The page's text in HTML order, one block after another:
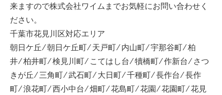
来ますので株式会社ワイムまでお気軽にお問い合わせく
ださい。
千葉市花見川区対応エリア
朝日ケ丘 ⁄ 朝日ケ丘町 ⁄ 天戸町 ⁄ 内山町 ⁄ 宇那谷町 ⁄ 柏
井 ⁄ 柏井町 ⁄ 検見川町 ⁄ こてはし台 ⁄ 犢橋町 ⁄ 作新台 ⁄ さつ
きが丘 ⁄ 三角町 ⁄ 武石町 ⁄ 大日町 ⁄ 千種町 ⁄ 長作台 ⁄ 長作
町 ⁄ 浪花町 ⁄ 西小中台 ⁄ 畑町 ⁄ 花島町 ⁄ 花園 ⁄ 花園町 ⁄ 花見